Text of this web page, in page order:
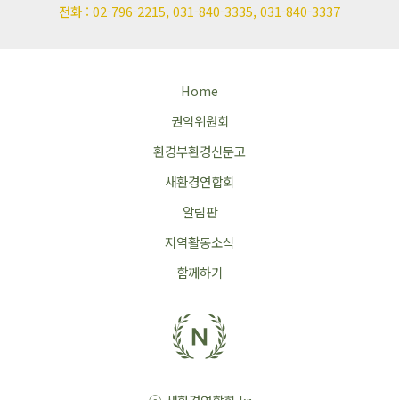
전화 : 02-796-2215, 031-840-3335, 031-840-3337
Home
권익위원회
환경부환경신문고
새환경연합회
알림판
지역활동소식
함께하기